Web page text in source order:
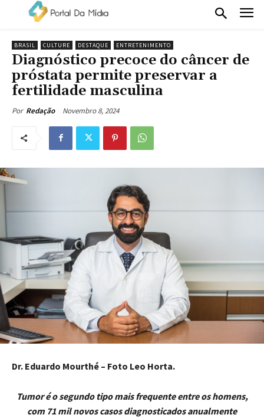
BRASIL CULTURE DESTAQUE ENTRETENIMENTO
Diagnóstico precoce do câncer de
próstata permite preservar a
fertilidade masculina
Por Redação Novembro 8, 2024
Dr. Eduardo Mourthé – Foto Leo Horta.
Tumor é o segundo tipo mais frequente entre os homens,
com 71 mil novos casos diagnosticados anualmente